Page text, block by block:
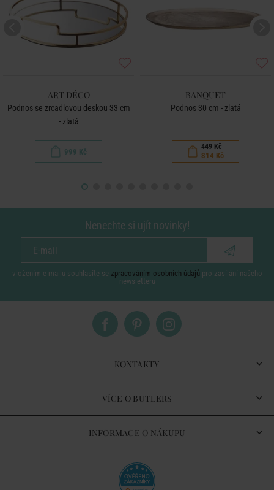
ART DÉCO
Podnos se zrcadlovou deskou 33 cm
- zlatá
999 Kč
BANQUET
Podnos 30 cm - zlatá
449 Kč
314 Kč
Nenechte si ujít novinky!
vložením e-mailu souhlasíte se zpracováním osobních údajů pro zasílání našeho
newsletteru
KONTAKTY
VÍCE O BUTLERS
INFORMACE O NÁKUPU